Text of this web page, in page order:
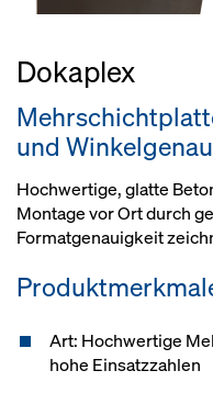
Dokaplex
und
Hochwertige, glatte
Montage vor Ort durch
Formatgenauigkeit
Art: Hochwertige
hohe Einsatzzahlen